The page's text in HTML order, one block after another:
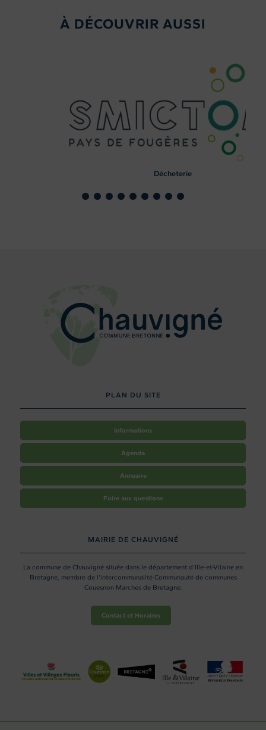
À DÉCOUVRIR AUSSI
Décheterie
PLAN DU SITE
Informations
Agenda
Annuaire
Foire aux questions
MAIRIE DE CHAUVIGNÉ
La commune de Chauvigné située dans le département d'Ille-et-Vilaine en
Bretagne, membre de l'intercommunalité Communauté de communes
Couesnon Marches de Bretagne.
Contact et Horaires